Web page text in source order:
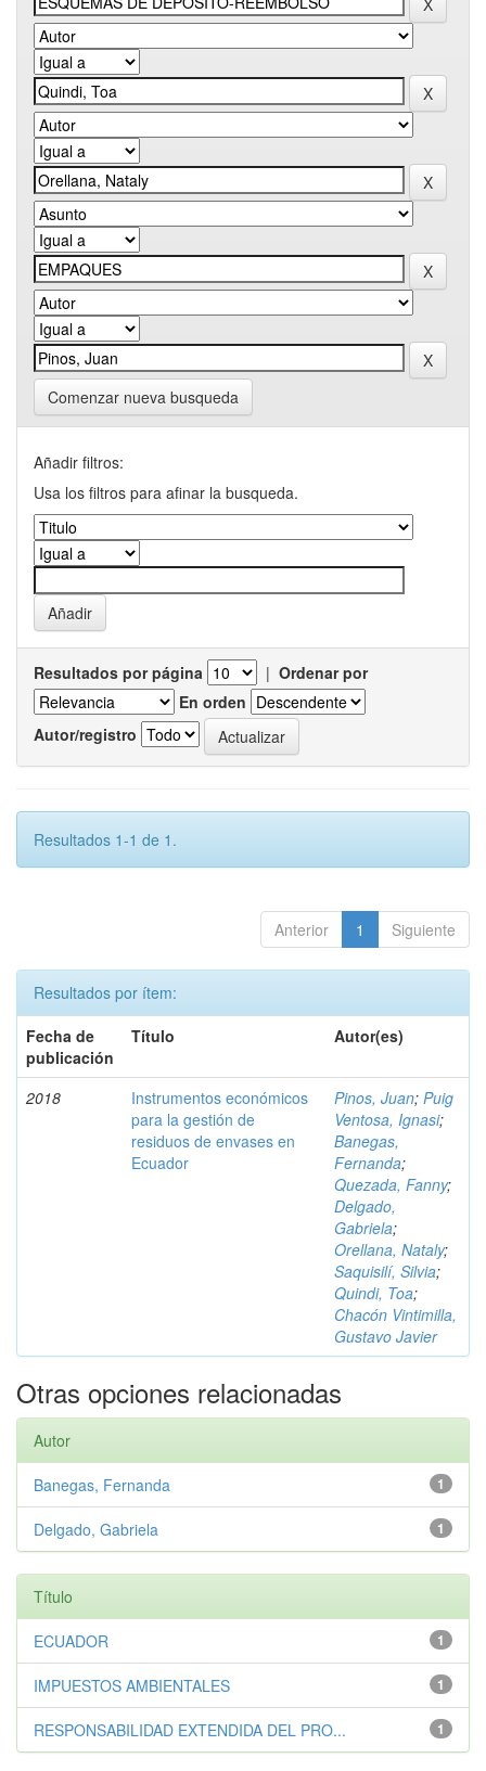
Comenzar nueva busqueda
Añadir filtros:
Usa los filtros para afinar la busqueda.
Resultados por página | Ordenar por
En orden
Autor/registro
Resultados 1-1 de 1.
Anterior 1 Siguiente
Resultados por ítem:
Fecha de
publicación
Título Autor(es)
2018
Instrumentos económicos
para la gestión de
residuos de envases en
Ecuador
Pinos, Juan; Puig
Ventosa, Ignasi;
Banegas,
Fernanda;
Quezada, Fanny;
Delgado,
Gabriela;
Orellana, Nataly;
Saquisilí, Silvia;
Quindi, Toa;
Chacón Vintimilla,
Gustavo Javier
Otras opciones relacionadas
Autor
1
Banegas, Fernanda
1
Delgado, Gabriela
Título
1
ECUADOR
1
IMPUESTOS AMBIENTALES
1
RESPONSABILIDAD EXTENDIDA DEL PRO...